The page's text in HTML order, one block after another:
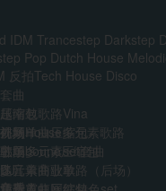
IDM Trancestep Darkstep
Pop Dutch House
反拍Tech House Disco
套曲
越南鼓歌路Vina
前场House多元素歌路
主场多元素set套曲
多元素商业歌路（后场）
压缩包
外网单曲压缩包
韩国boune压缩包
迷音单曲歌单
视频
歌单
DJ